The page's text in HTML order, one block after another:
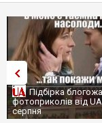
Підбірка
фотоприколів від
серпня